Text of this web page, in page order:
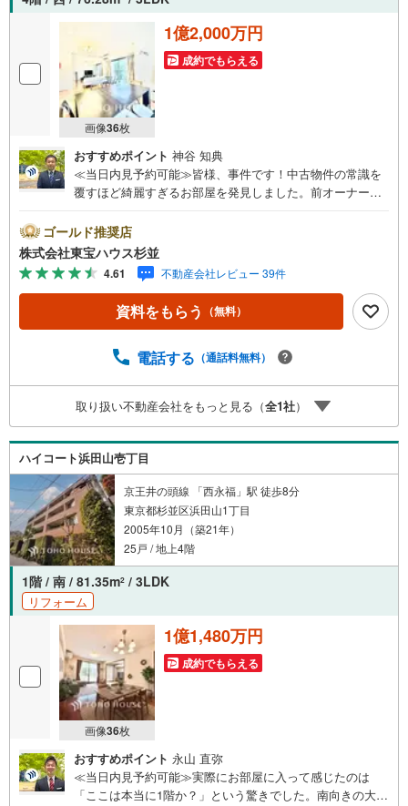
画像36枚
1億2,000万円
成約でもらえる
おすすめポイント 神谷 知典
≪当日内見予約可能≫皆様、事件です！中古物件の常識を
覆すほど綺麗すぎるお部屋を発見しました。前オーナー様
ームのような輝きを放っています。私が現地を見た際「こ
れ本当に中古ですか？」と3回聞いてしまったほどです
（笑）善福寺川緑地のすぐそばでバス停も目の前。角部屋
で光と風が気持ち良く入り込み、お昼寝が捗ること間違い
なしです。犬猫も2匹まで一緒に暮らせます。百聞は一見に
如かず、ぜひこの感動を現地で体感してください！・未来
案。・未来に起こるであろうご自宅リフォームをオンライ
宅を綺麗にかつ瀟洒にさせるCG加工ホームステイジングサ
ービス。・購入者様へ、税理士による確定申告の無料セミ
ナーをご招待いたします。
ゴールド推奨店
株式会社東宝ハウス杉並
4.61 不動産会社レビュー 39件
資料をもらう （無料）
電話する （通話料無料）
取り扱い不動産会社をもっと見る（全1社）
ハイコート浜田山壱丁目
京王井の頭線 「西永福」駅 徒歩8分
東京都杉並区浜田山1丁目
2005年10月（築21年）
25戸 / 地上4階
1階 / 南 / 81.35m2 / 3LDK
リフォーム
画像36枚
1億1,480万円
成約でもらえる
おすすめポイント 永山 直弥
≪当日内見予約可能≫実際にお部屋に入って感じたのは
「ここは本当に1階か？」という驚きでした。南向きの大き